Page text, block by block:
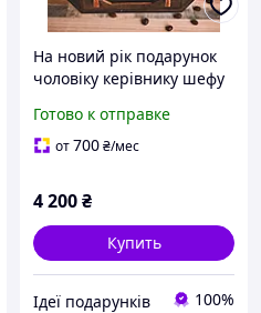
На новий рік подарунок
чоловіку керівнику шефу
чоловіка на день
народження на ювілей
Готово к отправке
от700₴/мес
4 200₴
Купить
Ідеї подарунків 100%